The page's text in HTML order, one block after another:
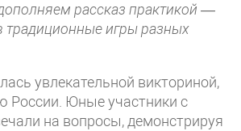
рассказ практикой —
традиционные игры разных
увлекательной викториной,
России. Юные участники с
на вопросы, демонстрируя